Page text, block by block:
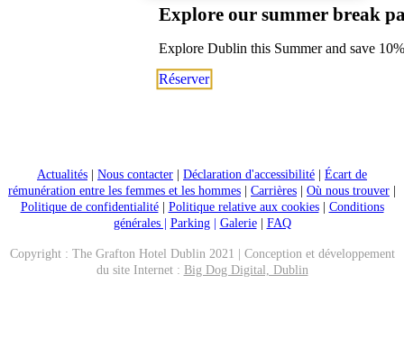
Explore our summer break
Explore Dublin this Summer and save
Réserver
Actualités Nous contacter Déclaration d'accessibilité
Écart de
rémunération entre les femmes et les hommes
Carrières Où nous trouver
Politique de confidentialité| Politique relative aux cookies| Conditions
générales |
Parking Galerie| FAQ
Copyright : The Grafton Hotel Dublin 2021 | Conception et développement
du site Internet : Big Dog Digital, Dublin